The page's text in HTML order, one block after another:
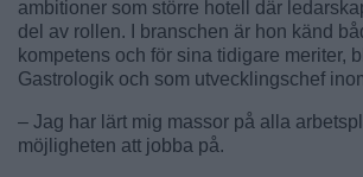
ambitioner som större hotell där
del av rollen. I branschen är hon känd
kompetens och för sina tidigare meriter,
Gastrologik och som utvecklingschef
– Jag har lärt mig massor på alla
möjligheten att jobba på.